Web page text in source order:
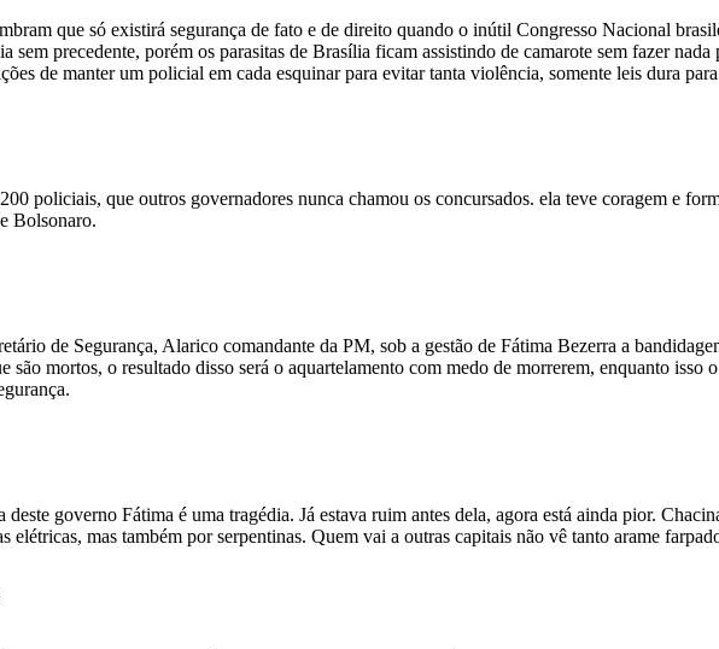
que só existirá segurança de fato e de direito quando o inútil Congresso Nacional
sem precedente, porém os parasitas de Brasília ficam assistindo de camarote sem fazer
de manter um policial em cada esquinar para evitar tanta violência, somente leis dura
policiais, que outros governadores nunca chamou os concursados. ela teve coragem e
Bolsonaro.
de Segurança, Alarico comandante da PM, sob a gestão de Fátima Bezerra a
são mortos, o resultado disso será o aquartelamento com medo de morrerem, enquanto isso
governo Fátima é uma tragédia. Já estava ruim antes dela, agora está ainda pior.
elétricas, mas também por serpentinas. Quem vai a outras capitais não vê tanto arame